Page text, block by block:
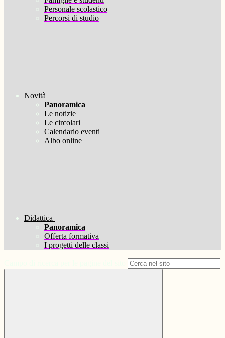
Personale scolastico
Percorsi di studio
Novità
Panoramica
Le notizie
Le circolari
Calendario eventi
Albo online
Didattica
Panoramica
Offerta formativa
I progetti delle classi